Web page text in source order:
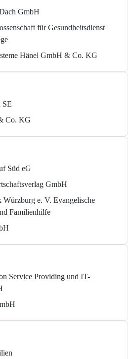
GmbH
für Gesundheitsdienst
Hänel GmbH & Co. KG
SE
Co. KG
Süd eG
GmbH
Würzburg e. V. Evangelische
Familienhilfe
Service Providing und IT-